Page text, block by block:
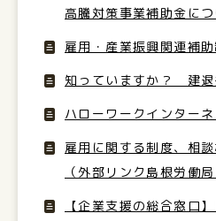
高騰対策事業補助金に
雇用・産業振興関連補
知っていますか？ 建退
ハローワークインター
雇用に関する制度、相
（外部リンク島根労働局
【企業支援の総合窓口